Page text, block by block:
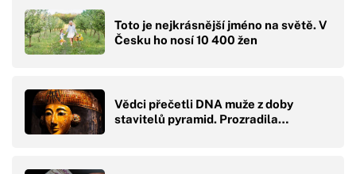
Toto je nejkrásnější jméno na světě. V
Česku ho nosí 10 400 žen
Vědci přečetli DNA muže z doby
stavitelů pyramid. Prozradila…